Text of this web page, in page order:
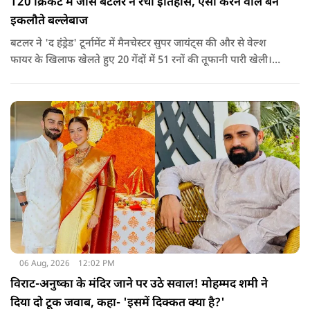
इकलौते बल्लेबाज
बटलर ने 'द हंड्रेड' टूर्नामेंट में मैनचेस्टर सुपर जायंट्स की और से वेल्श
फायर के खिलाफ खेलते हुए 20 गेंदों में 51 रनों की तूफानी पारी खेली।
06 Aug, 2026 12:02 PM
विराट-अनुष्का के मंदिर जाने पर उठे सवाल! मोहम्मद शमी ने
दिया दो टूक जवाब, कहा- 'इसमें दिक्कत क्या है?'